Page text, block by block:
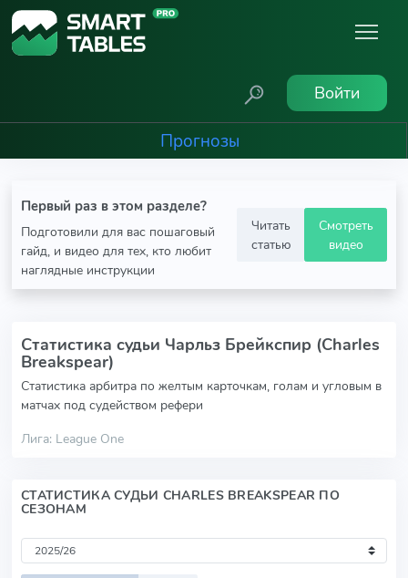
Войти
Прогнозы
Первый раз в этом разделе?
Подготовили для вас пошаговый
гайд, и видео для тех, кто любит
наглядные инструкции
Читать
статью
Смотреть
видео
Статистика судьи Чарльз Брейкспир (Charles
Breakspear)
Статистика арбитра по желтым карточкам, голам и угловым в
матчах под судейством рефери
Лига: League One
СТАТИСТИКА СУДЬИ CHARLES BREAKSPEAR ПО
СЕЗОНАМ